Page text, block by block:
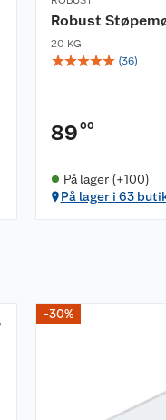
Robust
20 KG
☆☆☆☆☆ (36)
89 00
På lager (+100)
På lager i 63
-30%